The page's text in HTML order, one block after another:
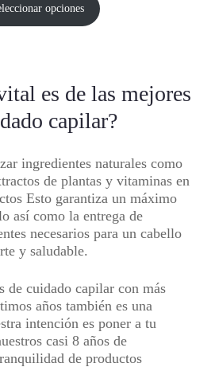
desde
$5,500
precios:
desde
opciones
es de las mejores
capilar?
ingredientes naturales como
de plantas y vitaminas en
Esto garantiza un máximo
así como la entrega de
necesarios para un cabello
y saludable.
de cuidado capilar con más
años también es una
intención es poner a tu
casi 8 años de
de productos